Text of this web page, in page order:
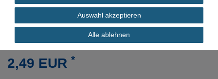
2,49 EUR *
Auswahl akzeptieren
Alle ablehnen